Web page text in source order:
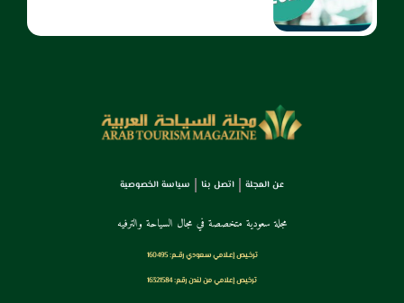
عن المجلة اتصل بنا سياسة الخصوصية
مجلة سعودية متخصصة في مجال السياحة والترفيه
ترخـيص إعـلامي سـعودي رقــم: 160495
ترخيص إعلامي من لندن رقم: 16321584